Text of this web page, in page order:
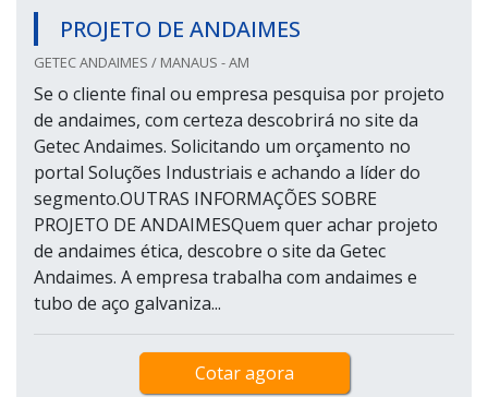
PROJETO DE ANDAIMES
GETEC ANDAIMES / MANAUS - AM
Se o cliente final ou empresa pesquisa por projeto
de andaimes, com certeza descobrirá no site da
Getec Andaimes. Solicitando um orçamento no
portal Soluções Industriais e achando a líder do
segmento.OUTRAS INFORMAÇÕES SOBRE
PROJETO DE ANDAIMESQuem quer achar projeto
de andaimes ética, descobre o site da Getec
Andaimes. A empresa trabalha com andaimes e
tubo de aço galvaniza...
Cotar agora